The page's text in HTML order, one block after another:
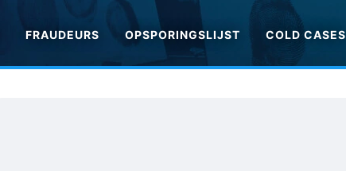
FRAUDEURS OPSPORINGSLIJST COLD CASES